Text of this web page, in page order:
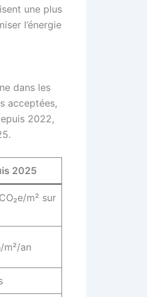
une plus
l’énergie
dans les
acceptées,
2022,
2025
m² sur
m²/an